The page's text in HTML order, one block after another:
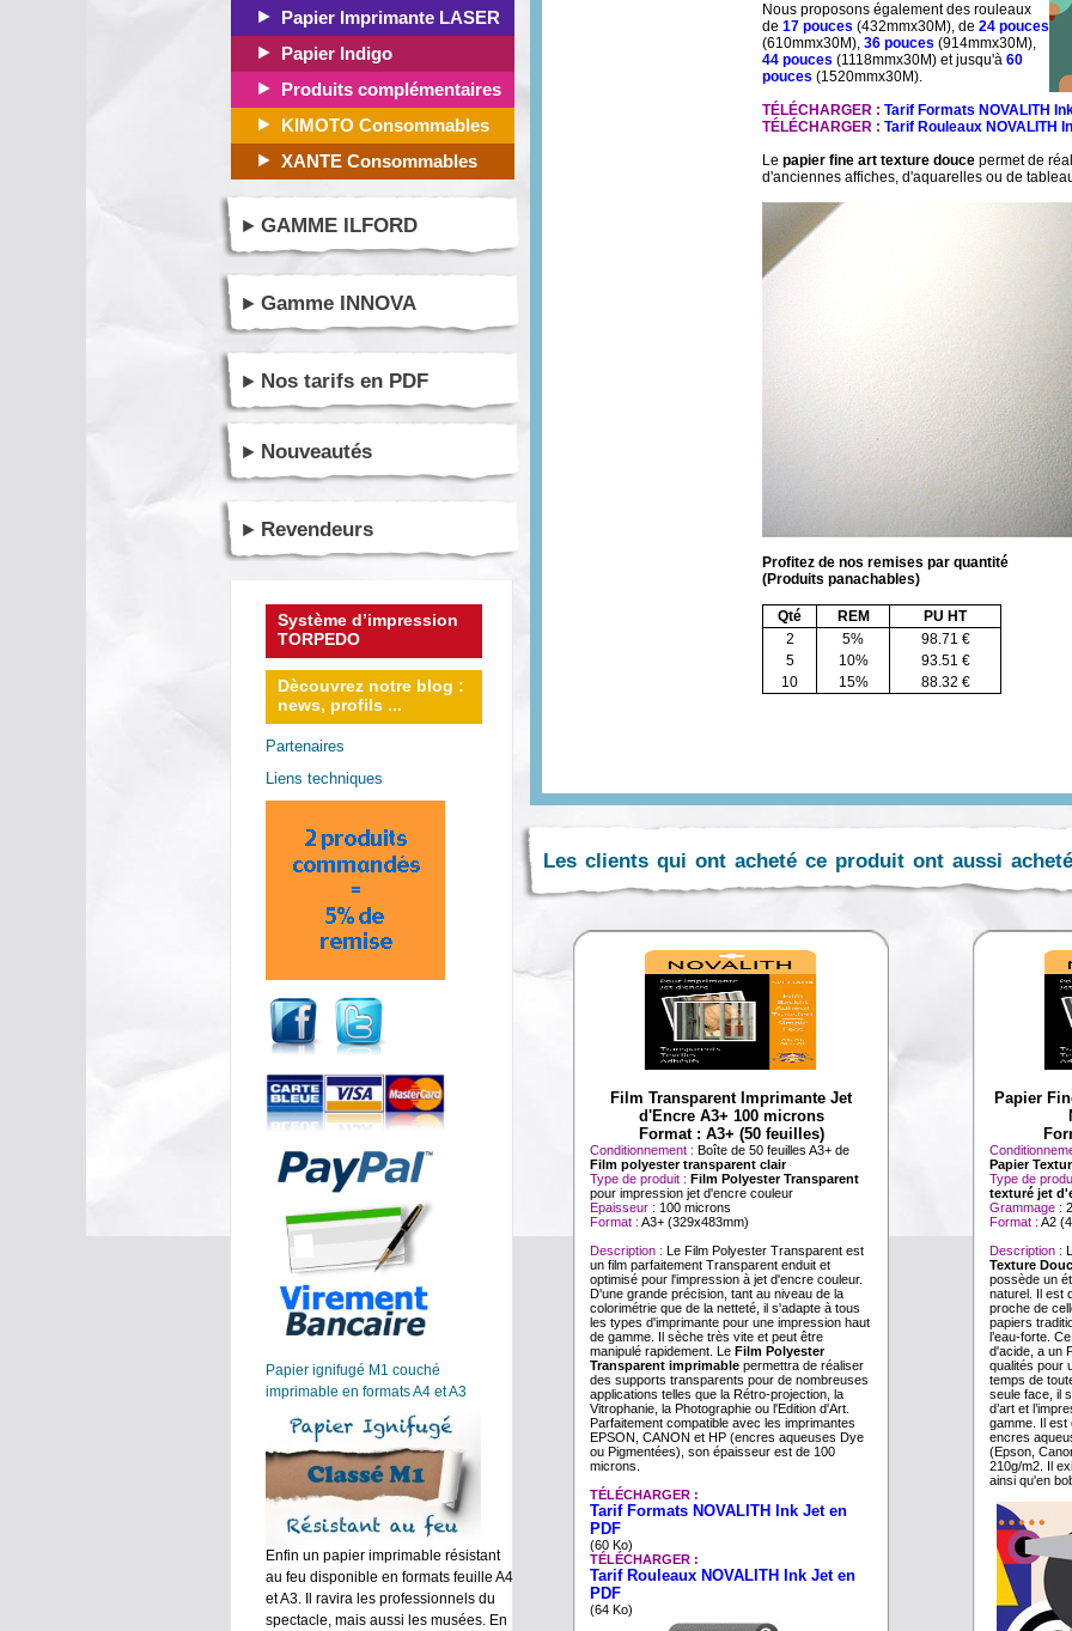
Papier Imprimante LASER
Papier Indigo
Produits complémentaires
KIMOTO Consommables
XANTE Consommables
GAMME ILFORD
Gamme INNOVA
Nos tarifs en PDF
Nouveautés
Revendeurs
Système d’impression
TORPEDO
Dècouvrez notre blog :
news, profils ...
Partenaires
Liens techniques
Papier ignifugé M1 couché
imprimable en formats A4 et A3
Enfin un papier imprimable résistant
au feu disponible en formats feuille A4
et A3. Il ravira les professionnels du
spectacle, mais aussi les musées. En
Nous proposons également des rouleaux
de 17 pouces (432mmx30M), de 24 pouces
(610mmx30M), 36 pouces (914mmx30M),
44 pouces (1118mmx30M) et jusqu'à 60
pouces (1520mmx30M).
TÉLÉCHARGER : Tarif Formats NOVALITH
TÉLÉCHARGER : Tarif Rouleaux NOVALITH
Le papier fine art texture douce permet de
d'anciennes affiches, d'aquarelles ou de
Profitez de nos remises par quantité
(Produits panachables)
Qté REM
PU HT
2
5%
98.71 €
5
10%
93.51 €
10
15% 88.32 €
Les clients qui ont acheté ce produit ont aussi acheté
Film Transparent Imprimante Jet
d'Encre A3+ 100 microns
Format : A3+ (50 feuilles)
Conditionnement : Boîte de 50 feuilles A3+ de
Film polyester transparent clair
Type de produit : Film Polyester Transparent
pour impression jet d'encre couleur
Epaisseur : 100 microns
Format : A3+ (329x483mm)
Description : Le Film Polyester Transparent est
un film parfaitement Transparent enduit et
optimisé pour l'impression à jet d'encre couleur.
D'une grande précision, tant au niveau de la
colorimétrie que de la netteté, il s'adapte à tous
les types d'imprimante pour une impression haut
de gamme. Il sèche très vite et peut être
manipulé rapidement. Le Film Polyester
Transparent imprimable permettra de réaliser
des supports transparents pour de nombreuses
applications telles que la Rétro-projection, la
Vitrophanie, la Photographie ou l'Edition d'Art.
Parfaitement compatible avec les imprimantes
EPSON, CANON et HP (encres aqueuses Dye
ou Pigmentées), son épaisseur est de 100
microns.
TÉLÉCHARGER :
Tarif Formats NOVALITH Ink Jet en
PDF
(60 Ko)
TÉLÉCHARGER :
Tarif Rouleaux NOVALITH Ink Jet en
PDF
(64 Ko)
Papier
Papier
Type de
texturé jet
Grammage :
Format : A2
Description :
Texture
possède un
naturel. Il est
proche de
papiers
l’eau-forte.
d'acide, a un
qualités pour
temps de
seule face, il
d’art et
gamme. Il est
encres
(Epson,
210g/m2. Il
ainsi qu'en